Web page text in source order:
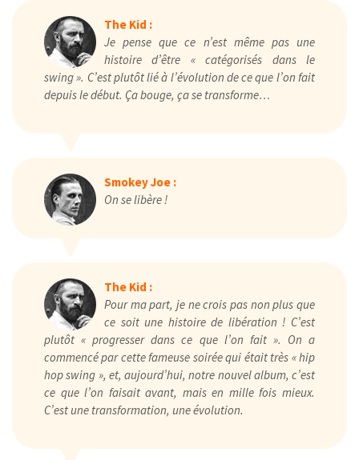
The Kid :
Je pense que ce n’est même pas une
histoire d’être « catégorisés dans le
swing ». C’est plutôt lié à l’évolution de ce que l’on fait
depuis le début. Ça bouge, ça se transforme…
Smokey Joe :
On se libère !
The Kid :
Pour ma part, je ne crois pas non plus que
ce soit une histoire de libération ! C’est
plutôt « progresser dans ce que l’on fait ». On a
commencé par cette fameuse soirée qui était très « hip
hop swing », et, aujourd’hui, notre nouvel album, c’est
ce que l’on faisait avant, mais en mille fois mieux.
C’est une transformation, une évolution.